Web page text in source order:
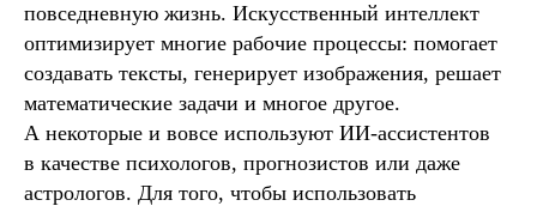
повседневную жизнь. Искусственный интеллект
оптимизирует многие рабочие процессы: помогает
создавать тексты, генерирует изображения, решает
математические задачи и многое другое.
А некоторые и вовсе используют ИИ-ассистентов
в качестве психологов, прогнозистов или даже
астрологов. Для того, чтобы использовать